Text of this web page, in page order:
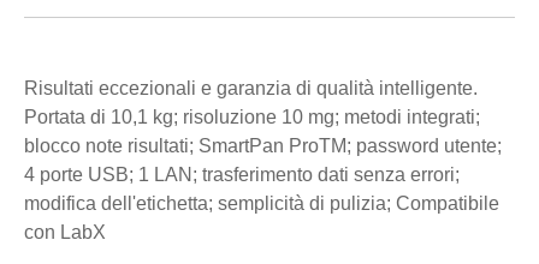
Risultati eccezionali e garanzia di qualità intelligente.
Portata di 10,1 kg; risoluzione 10 mg; metodi integrati;
blocco note risultati; SmartPan ProTM; password utente;
4 porte USB; 1 LAN; trasferimento dati senza errori;
modifica dell'etichetta; semplicità di pulizia; Compatibile
con LabX